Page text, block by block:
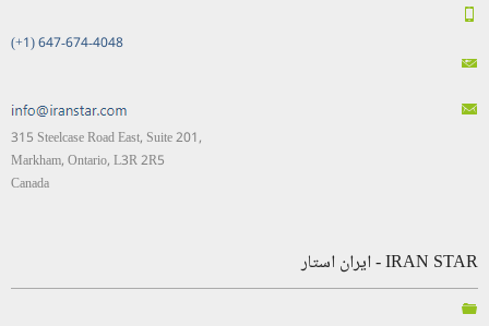
(+1) 647-674-4048
315 Steelcase Road East, Suite 201,
Markham, Ontario, L3R 2R5
Canada
IRAN STAR - ایران استار